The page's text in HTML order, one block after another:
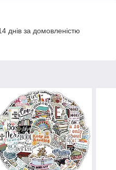
днів за домовленістю